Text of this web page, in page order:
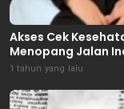
Akses Cek
Menopang Jalan
1 tahun yang lalu